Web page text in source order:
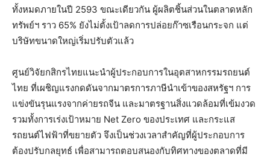
ทั้งหมดภายในปี 2593 ขณะเดียวกัน ผู้ผลิตชิ้นส่วนในตลาดหลัก
ทรัพย์ฯ ราว 65% ยังไม่ตั้งเป้าลดการปล่อยก๊าซเรือนกระจก แต่
บริษัทขนาดใหญ่เริ่มปรับตัวแล้ว
ศูนย์วิจัยกสิกรไทยแนะนำผู้ประกอบการในอุตสาหกรรมรถยนต์
ไทย ที่เผชิญแรงกดดันจากมาตรการภาษีนำเข้าของสหรัฐฯ การ
แข่งขันรุนแรงจากค่ายรถจีน และมาตรฐานสิ่งแวดล้อมที่เข้มงวด
รวมทั้งการเร่งเป้าหมาย Net Zero ของประเทศ และกระแส
รถยนต์ไฟฟ้าที่ขยายตัว จึงเป็นช่วงเวลาสำคัญที่ผู้ประกอบการ
ต้องปรับกลยุทธ์ เพื่อสามารถตอบสนองกับทิศทางของตลาดที่มี